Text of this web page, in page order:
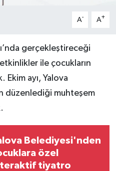
A- A+
gerçekleştireceği
ile çocukların
Ekim ayı, Yalova
düzenlediği muhteşem
Belediyesi'nden
özel
tiyatro